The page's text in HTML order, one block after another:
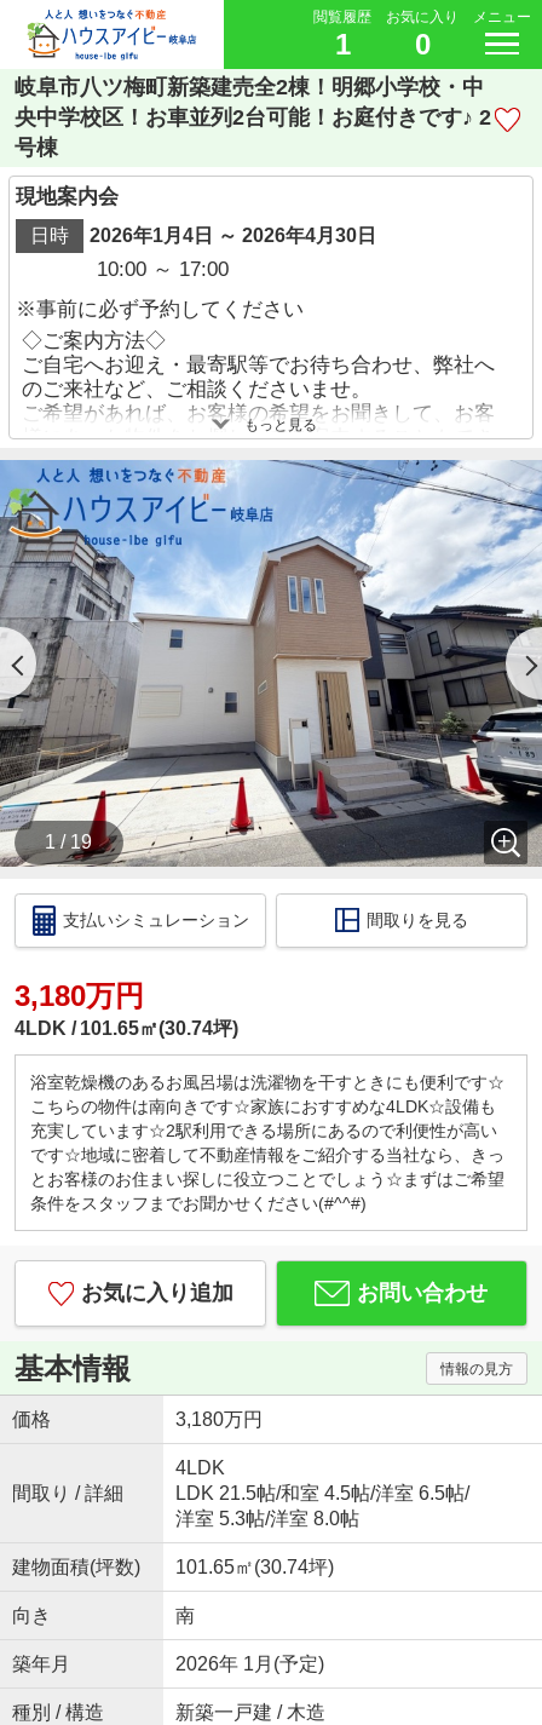
閲覧履歴
1
お気に入り
0
メニュー
岐阜市八ツ梅町新築建売全2棟！明郷小学校・中
央中学校区！お車並列2台可能！お庭付きです♪ 2
号棟
現地案内会
日時 2026年1月4日 ～ 2026年4月30日
10:00 ～ 17:00
※事前に必ず予約してください
◇ご案内方法◇
ご自宅へお迎え・最寄駅等でお待ち合わせ、弊社へ
のご来社など、ご相談くださいませ。
ご希望があれば、お客様の希望をお聞きして、お客
様にあった物件をお探ししてご案内することもでき
ます。
ご予約方法
・お電話でのお問い合わせ→【058-338-9110】
・【物件資料請求ボタン】より、備考欄にご希望日
時を記載ください。
・当店の店舗ページより【ハウスアイビー岐阜店の
ホームページ】へ。
・ラインでのお問い合わせも出来ます。ID検索【＠
731koxur】
◇住宅ローンのご相談いつでも無料で受け付けます
◇
・いくら位の住宅を購入する方がいいの？
・今買うのがいいの？それとも、頭金を貯めてか
ら？
・いくらぐらいまで借りられるの？毎月の返済はい
くらになるの？
・車のローンがあっても住宅ローンは組めるの？
・自営業だけど大丈夫？
このような住宅購入に関する資金相談もお伺いいた
税金の控除、給付金のお話などもさせて頂きます。
□ご来店いただいた際には
カフェ感覚で、お気軽にお越しくださいませ！
キッズコーナー・お菓子サービス！
小さなお子様連れでもご安心してお越しください。
ブロックや積木、おままごとセットなど沢山のおも
ちゃ取り揃えております。お子様用ドリンク、子供
が大好きな駄菓子もご用意しております。
◇はじめての住宅購入、まずはご相談からいかがで
すか？◇
初めてなので「分からないことが分からない」と思
います。
例えば、物件価格の他にかかる費用っていくら？な
どすぐにご説明いたします。
勉強しながら、納得して後悔しない！賢い家探し。
一組のお客様にじっくり向き合っています。
『入りやすくて、相談しやすい』そんなお店作りを
心がけております♪
もっと見る
1 / 19
支払いシミュレーション 間取りを見る
3,180万円
4LDK 101.65㎡(30.74坪)
浴室乾燥機のあるお風呂場は洗濯物を干すときにも便利です☆
こちらの物件は南向きです☆家族におすすめな4LDK☆設備も
充実しています☆2駅利用できる場所にあるので利便性が高い
です☆地域に密着して不動産情報をご紹介する当社なら、きっ
とお客様のお住まい探しに役立つことでしょう☆まずはご希望
条件をスタッフまでお聞かせください(#^^#)
お気に入り追加 お問い合わせ
基本情報 情報の見方
価格 3,180万円
間取り / 詳細
4LDK
LDK 21.5帖/和室 4.5帖/洋室 6.5帖/
洋室 5.3帖/洋室 8.0帖
建物面積(坪数) 101.65㎡(30.74坪)
向き 南
築年月 2026年 1月(予定)
種別 / 構造 新築一戸建 / 木造